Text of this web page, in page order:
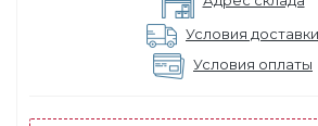
Условия доставки
Условия оплаты